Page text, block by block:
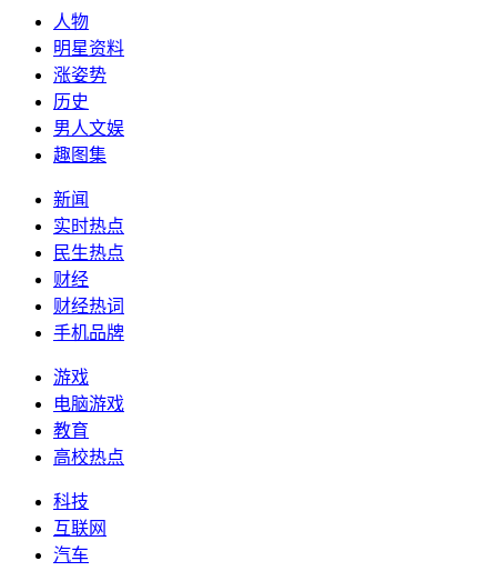
人物
明星资料
涨姿势
历史
男人文娱
趣图集
新闻
实时热点
民生热点
财经
财经热词
手机品牌
游戏
电脑游戏
教育
高校热点
科技
互联网
汽车